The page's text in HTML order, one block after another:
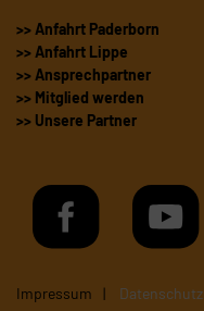
>> Anfahrt Paderborn
>> Anfahrt Lippe
>> Ansprechpartner
>> Mitglied werden
>> Unsere Partner
Impressum Datenschutz